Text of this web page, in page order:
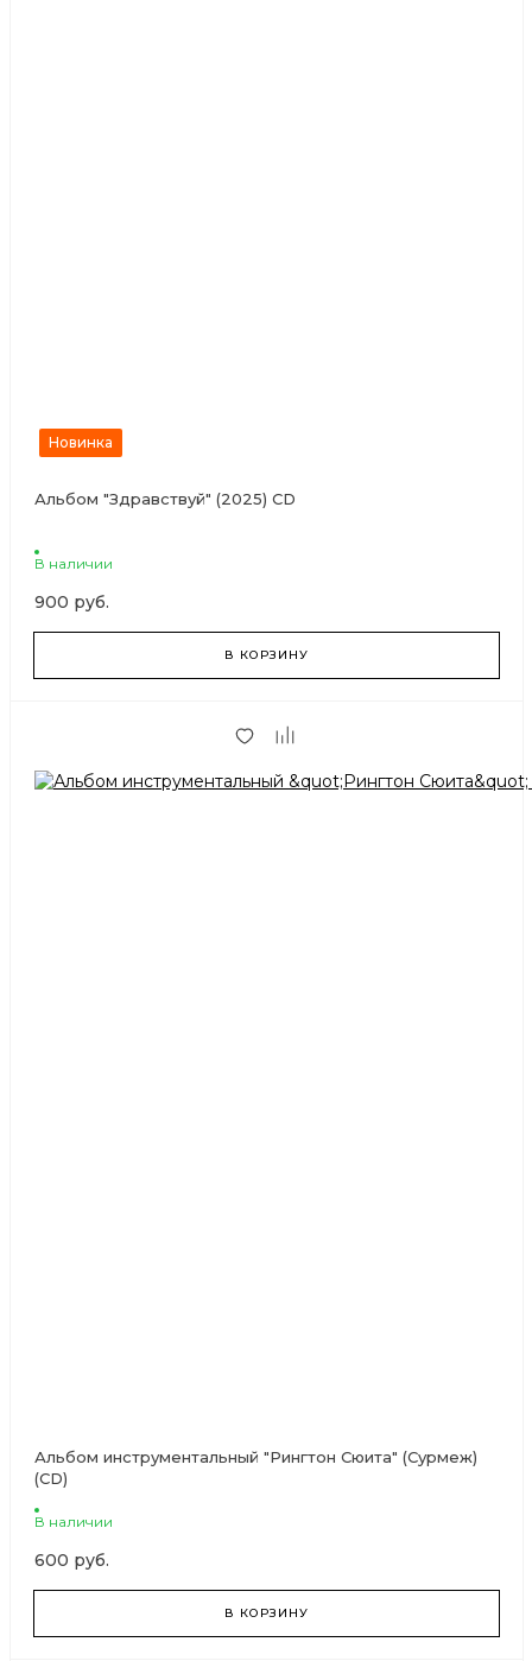
Новинка
Альбом "Здравствуй" (2025) CD
В наличии
900 руб.
В КОРЗИНУ
Альбом инструментальный "Рингтон Сюита" (Сурмеж)
(CD)
В наличии
600 руб.
В КОРЗИНУ